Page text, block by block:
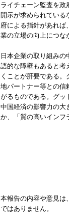
ライチェーン監査を政
開示が求められている
府による指針があれ
業の立場の向上につな
日本企業の取り組み
語的な障壁もあると考
くことが肝要である
地パートナー等との信
がるものである。グッ
中国経済の影響力の大
か、「質の高いインフ
本報告の内容や意見は
ではありません。